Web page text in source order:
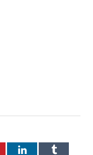
LinkedInTumblr